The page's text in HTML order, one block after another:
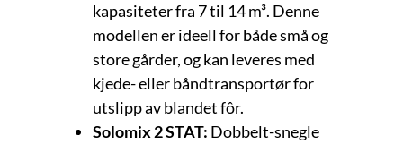
kapasiteter fra 7 til 14 m³. Denne
modellen er ideell for både små og
store gårder, og kan leveres med
kjede- eller båndtransportør for
utslipp av blandet fôr.
Solomix 2 STAT: Dobbelt-snegle